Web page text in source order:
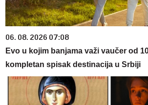
06. 08. 2026 07:08
Evo u kojim banjama važi vaučer od
kompletan spisak destinacija u Srbiji